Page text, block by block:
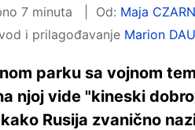
7 minuta
Od: Maja
i prilagođavanje Marion
parku sa vojnom
njoj vide "kineski
Rusija zvanično